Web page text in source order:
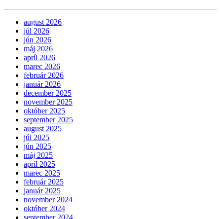
august 2026
júl 2026
jún 2026
máj 2026
apríl 2026
marec 2026
február 2026
január 2026
december 2025
november 2025
október 2025
september 2025
august 2025
júl 2025
jún 2025
máj 2025
apríl 2025
marec 2025
február 2025
január 2025
november 2024
október 2024
september 2024